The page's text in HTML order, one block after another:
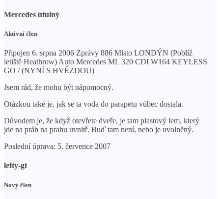
Mercedes útulný
Aktivní člen
Připojen 6. srpna 2006 Zprávy 886 Místo LONDÝN (Poblíž
letiště Heathrow) Auto Mercedes ML 320 CDI W164 KEYLESS
GO / (NYNÍ S HVĚZDOU)
Jsem rád, že mohu být nápomocný.
Otázkou také je, jak se ta voda do parapetu vůbec dostala.
Důvodem je, že když otevřete dveře, je tam plastový lem, který
jde na práh na prahu uvnitř. Buď tam není, nebo je uvolněný.
Poslední úprava: 5. července 2007
lefty-gt
Nový člen